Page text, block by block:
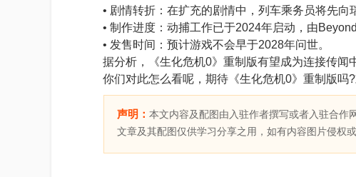
• 剧情转折：在扩充的剧情中，列车乘务员将先向
• 制作进度：动捕工作已于2024年启动，由Beyond
• 发售时间：预计游戏不会早于2028年问世。
据分析，《生化危机0》重制版有望成为连接传闻
你们对此怎么看呢，期待《生化危机0》重制版吗?
声明： 本文内容及配图由入驻作者撰写或者入驻合作
文章及其配图仅供学习分享之用，如有内容图片侵权